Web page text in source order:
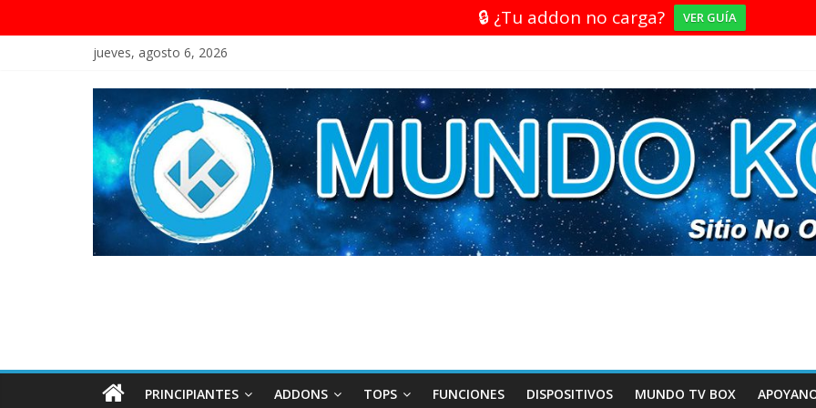
🔒 ¿Tu addon no carga? VER GUÍA
jueves, agosto 6, 2026
PRINCIPIANTES ADDONS TOPS FUNCIONES DISPOSITIVOS MUNDO TV BOX